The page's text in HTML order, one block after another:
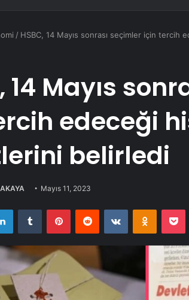
/ HSBC, 14 Mayıs sonrası seçimler için
14 Mayıs
edeceği
belirledi
Mayıs 11, 2023
LinkedInTumblr PinterestReddit VKontakte